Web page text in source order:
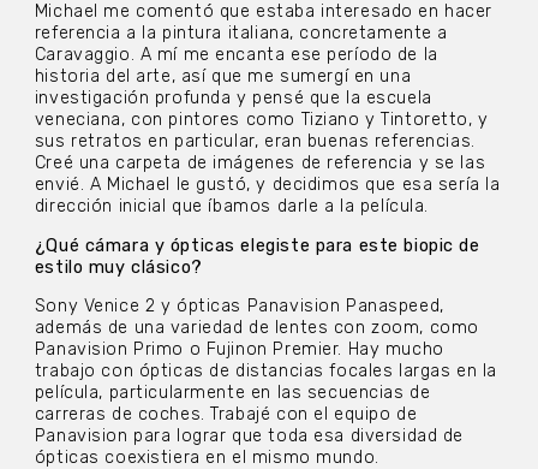
Michael me comentó que estaba interesado en hacer
referencia a la pintura italiana, concretamente a
Caravaggio. A mí me encanta ese período de la
historia del arte, así que me sumergí en una
investigación profunda y pensé que la escuela
veneciana, con pintores como Tiziano y Tintoretto, y
sus retratos en particular, eran buenas referencias.
Creé una carpeta de imágenes de referencia y se las
envié. A Michael le gustó, y decidimos que esa sería la
dirección inicial que íbamos darle a la película.
¿Qué cámara y ópticas elegiste para este biopic de
estilo muy clásico?
Sony Venice 2 y ópticas Panavision Panaspeed,
además de una variedad de lentes con zoom, como
Panavision Primo o Fujinon Premier. Hay mucho
trabajo con ópticas de distancias focales largas en la
película, particularmente en las secuencias de
carreras de coches. Trabajé con el equipo de
Panavision para lograr que toda esa diversidad de
ópticas coexistiera en el mismo mundo.